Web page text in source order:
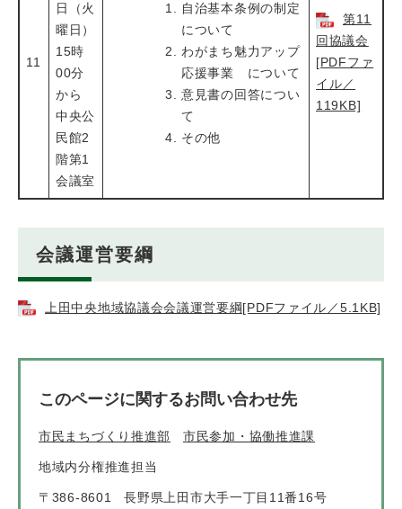
11
日（火
曜日）
15時
00分
から
中央公
民館2
階第1
会議室
自治基本条例の制定
について
わがまち魅力アップ
応援事業 について
意見書の回答につい
て
その他
第11
回協議会
[PDFファ
イル／
119KB]
会議運営要綱
上田中央地域協議会会議運営要綱[PDFファイル／5.1KB]
このページに関するお問い合わせ先
市民まちづくり推進部 市民参加・協働推進課
地域内分権推進担当
〒386-8601
長野県上田市大手一丁目11番16号